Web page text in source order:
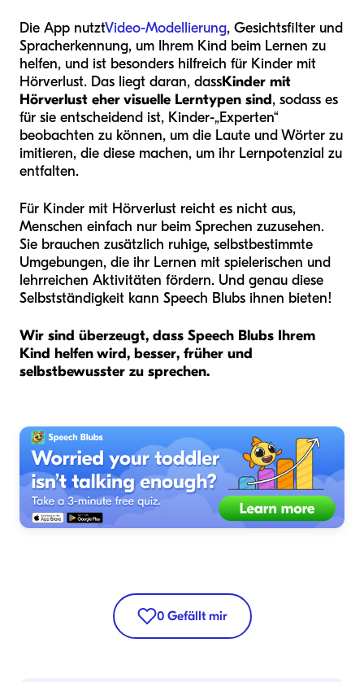
Die App nutztVideo-Modellierung, Gesichtsfilter und
Spracherkennung, um Ihrem Kind beim Lernen zu
helfen, und ist besonders hilfreich für Kinder mit
Hörverlust. Das liegt daran, dassKinder mit
Hörverlust eher visuelle Lerntypen sind, sodass es
für sie entscheidend ist, Kinder-„Experten“
beobachten zu können, um die Laute und Wörter zu
imitieren, die diese machen, um ihr Lernpotenzial zu
entfalten.
Für Kinder mit Hörverlust reicht es nicht aus,
Menschen einfach nur beim Sprechen zuzusehen.
Sie brauchen zusätzlich ruhige, selbstbestimmte
Umgebungen, die ihr Lernen mit spielerischen und
lehrreichen Aktivitäten fördern. Und genau diese
Selbstständigkeit kann Speech Blubs ihnen bieten!
Wir sind überzeugt, dass Speech Blubs Ihrem
Kind helfen wird, besser, früher und
selbstbewusster zu sprechen.
0 Gefällt mir